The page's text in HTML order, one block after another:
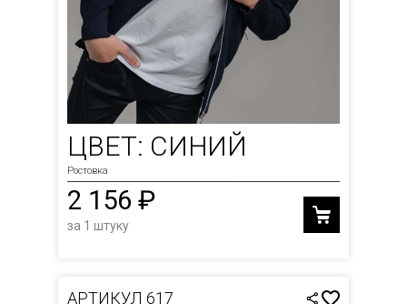
ЦВЕТ: СИНИЙ
Ростовка
2 156 ₽
за 1 штуку
АРТИКУЛ 617